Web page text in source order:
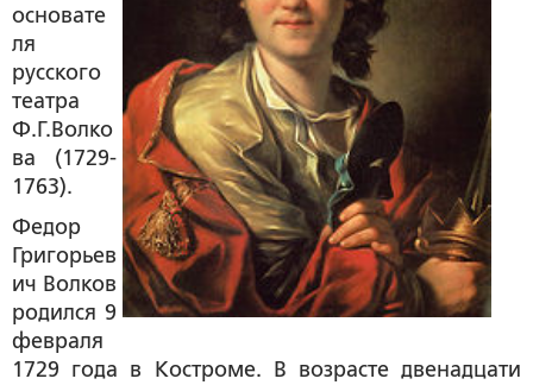
основате
ля
русского
театра
Ф.Г.Волко
ва (1729-
1763).
Федор
Григорьев
ич Волков
родился 9
февраля
1729 года в Костроме. В возрасте двенадцати